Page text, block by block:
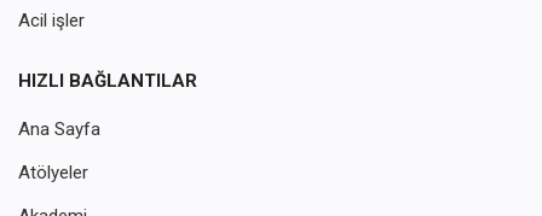
Acil işler
HIZLI BAĞLANTILAR
Ana Sayfa
Atölyeler